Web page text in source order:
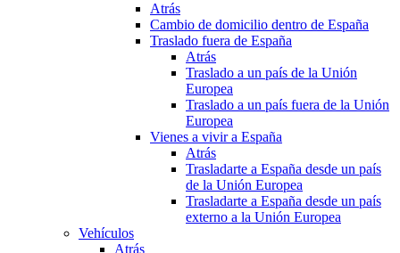
Atrás
Cambio de domicilio dentro de España
Traslado fuera de España
Atrás
Traslado a un país de la Unión
Europea
Traslado a un país fuera de la Unión
Europea
Vienes a vivir a España
Atrás
Trasladarte a España desde un país
de la Unión Europea
Trasladarte a España desde un país
externo a la Unión Europea
Vehículos
Atrás